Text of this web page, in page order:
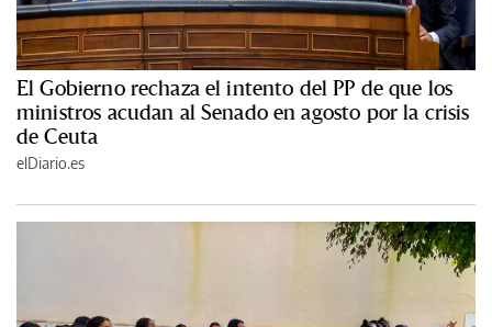
El Gobierno rechaza el intento del PP de que los
ministros acudan al Senado en agosto por la crisis
de Ceuta
elDiario.es